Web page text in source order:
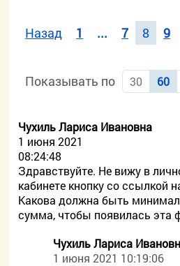
Назад 1 ... 7 8 9
Показывать по 30 60
Чухиль Лариса Ивановна
1 июня 2021
08:24:48
Здравствуйте. Не вижу в
кабинете кнопку со ссылкой
Какова должна быть
сумма, чтобы появилась эта
Чухиль Лариса
1 июня 2021 10:19:06